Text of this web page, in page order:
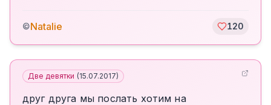
©Natalie 120
Две девятки (15.07.2017)
друг друга мы послать хотим на